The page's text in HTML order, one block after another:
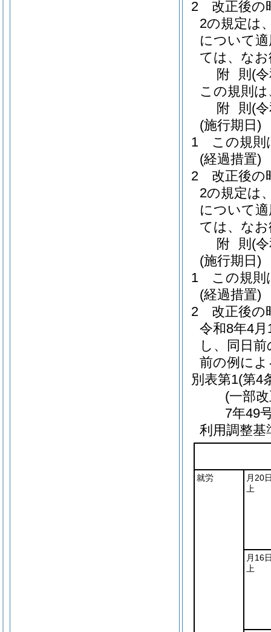
2
改正後の
2の規定は
について
ては、な
附 則 (
この規則
附 則 (
(施行期日)
1
この規則
(経過措置)
2
改正後の
2の規定は
について
ては、な
附 則 (
(施行期日)
1
この規則
(経過措置)
2
改正後の
令和8年4
し、同日
前の例によ
別表第1(第4
(一部
7年49
利用調整基
就労
月20
上
月16
上